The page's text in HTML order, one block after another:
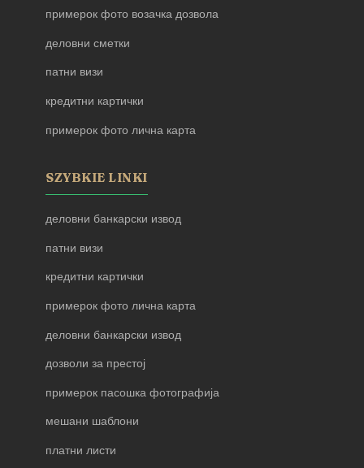
примерок фото возачка дозвола
деловни сметки
патни визи
кредитни картички
примерок фото лична карта
SZYBKIE LINKI
деловни банкарски извод
патни визи
кредитни картички
примерок фото лична карта
деловни банкарски извод
дозволи за престој
примерок пасошка фотографија
мешани шаблони
платни листи